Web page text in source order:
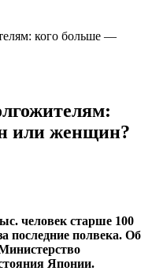
кого больше —
или женщин?
человек старше 100
последние полвека. Об
Японии.